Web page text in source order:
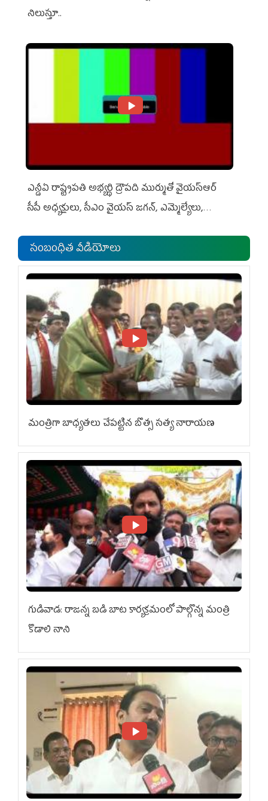
నిలుస్తూ..
ఎన్డీఏ రాష్ట్ర‌ప‌తి అభ్య‌ర్థి ద్రౌప‌ది ముర్ముతో వైయ‌స్ఆర్
సీపీ అధ్య‌క్షులు, సీఎం వైయ‌స్ జ‌గ‌న్, ఎమ్మెల్యేలు,
సంబంధిత వీడియోలు
మంత్రిగా బాధ్యతలు చేపట్టిన బొత్స సత్య నారాయణ
గుడివాడ: రాజన్న బడి బాట కార్యక్రమంలో పాల్గొన్న మంత్రి
కొడాలి నాని